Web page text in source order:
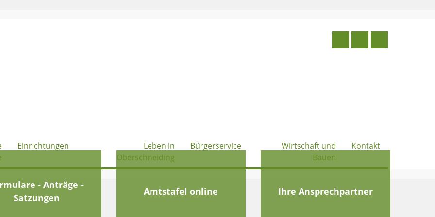
Einrichtungen
Leben in
Oberschneiding
Bürgerservice
Wirtschaft und
Bauen
Kontakt
- Anträge -
Satzungen
Amtstafel online Ihre Ansprechpartner